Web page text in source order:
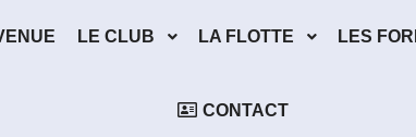
LE CLUB LA FLOTTE LES
CONTACT